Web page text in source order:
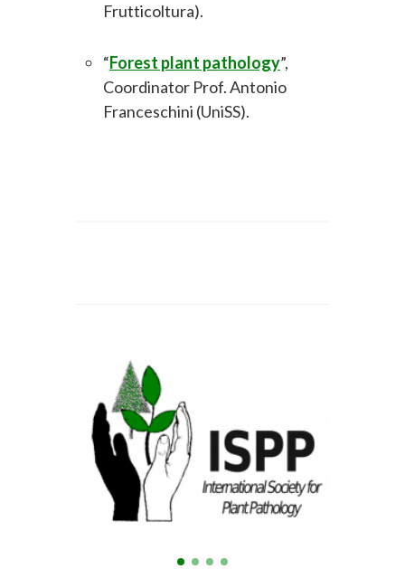
Frutticoltura).
“Forest plant pathology”,
Coordinator Prof. Antonio
Franceschini (UniSS).